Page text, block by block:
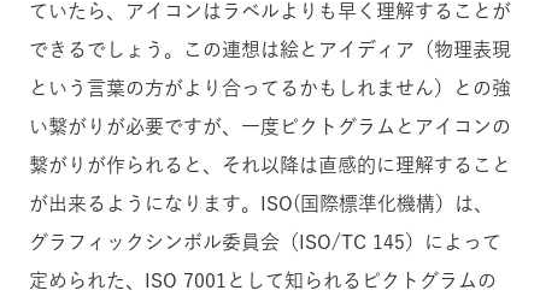
ていたら、アイコンはラベルよりも早く理解することが
できるでしょう。この連想は絵とアイディア（物理表現
という言葉の方がより合ってるかもしれません）との強
い繋がりが必要ですが、一度ピクトグラムとアイコンの
繋がりが作られると、それ以降は直感的に理解すること
が出来るようになります。ISO(国際標準化機構）は、
グラフィックシンボル委員会（ISO/TC 145）によって
定められた、ISO 7001として知られるピクトグラムの